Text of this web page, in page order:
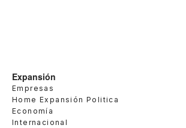
Expansión
Empresas
Home Expansión Politica
Economía
Internacional